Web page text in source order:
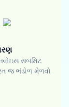
સબમિટ
જ ભંડોળ મેળવો